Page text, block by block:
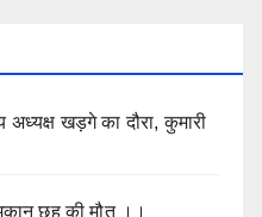
अध्यक्ष खड़गे का दौरा, कुमारी
छह की मौत ।।